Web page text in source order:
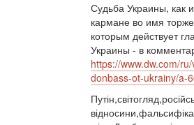
Судьба Украины, как
кармане во имя
которым действует
Украины - в
https://www.dw.com/
donbass-ot-ukrainy/a-